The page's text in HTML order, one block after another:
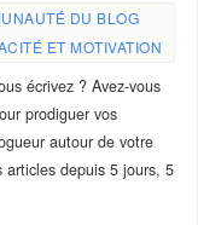
DU BLOG
ET MOTIVATION
écrivez ? Avez-vous
prodiguer vos
autour de votre
articles depuis 5 jours, 5